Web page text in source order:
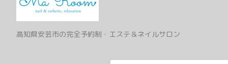
高知県安芸市の完全予約制・エステ＆ネイルサロン